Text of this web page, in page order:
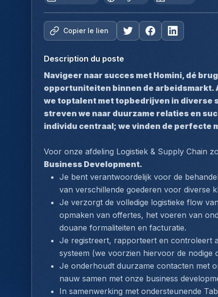
Copier le lien
Description du poste
Navigeer naar succes met Homini, dé
opportuniteiten binnen de
we toptalent met topbedrijven in diverse
streven we naar duurzame relaties en
individu centraal; we vinden de perfecte
Voor onze afdeling Logistiek & Supply Chain
Business Development.
Je bent verantwoordelijk voor de
van verschillende goederen voor diverse
Je verzorgt de volledige logistieke flow
opmaken van offertes, het voeren van
douane formaliteiten en facturatie.
Je registreert, rapporteert en controleert
systeem (we voorzien hiervoor de nodige
Je onderhoudt duurzame contacten met
nauw samen met onze business
In samenwerking met ondersteunende